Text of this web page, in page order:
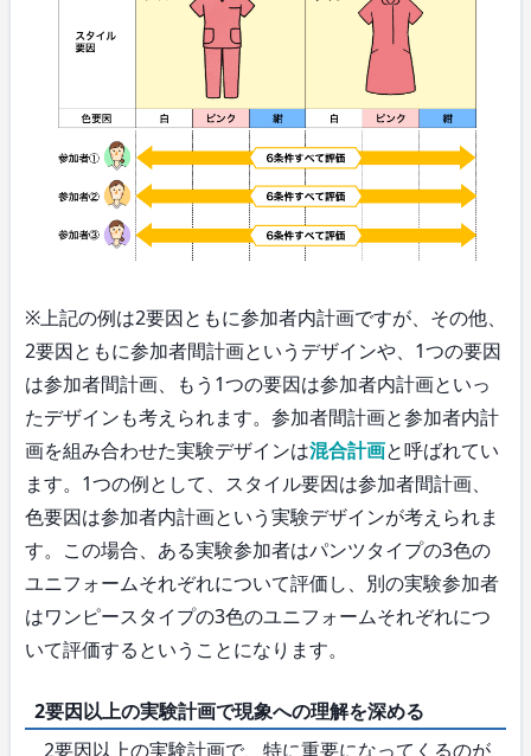
※上記の例は2要因ともに参加者内計画ですが、その他、
2要因ともに参加者間計画というデザインや、1つの要因
は参加者間計画、もう1つの要因は参加者内計画といっ
たデザインも考えられます。参加者間計画と参加者内計
画を組み合わせた実験デザインは混合計画と呼ばれてい
ます。1つの例として、スタイル要因は参加者間計画、
色要因は参加者内計画という実験デザインが考えられま
す。この場合、ある実験参加者はパンツタイプの3色の
ユニフォームそれぞれについて評価し、別の実験参加者
はワンピースタイプの3色のユニフォームそれぞれにつ
いて評価するということになります。
2要因以上の実験計画で現象への理解を深める
2要因以上の実験計画で、特に重要になってくるのが